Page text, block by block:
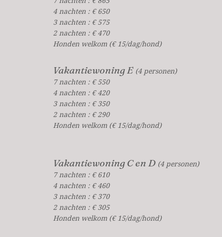
4 nachten : € 650
3 nachten : € 575
2 nachten : € 470
Honden welkom (€ 15/dag/hond)
Vakantiewoning E (4 personen)
7 nachten : € 550
4 nachten : € 420
3 nachten : € 350
2 nachten : € 290
Honden welkom (€ 15/dag/hond)
Vakantiewoning C en D (4 personen)
7 nachten : € 610
4 nachten : € 460
3 nachten : € 370
2 nachten : € 305
Honden welkom (€ 15/dag/hond)